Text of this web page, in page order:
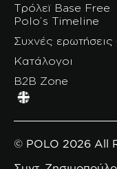
Τρόλεϊ Base Free
Polo’s Timeline
Συχνές
Κατάλογοι
B2B Zone
© POLO 2026 All